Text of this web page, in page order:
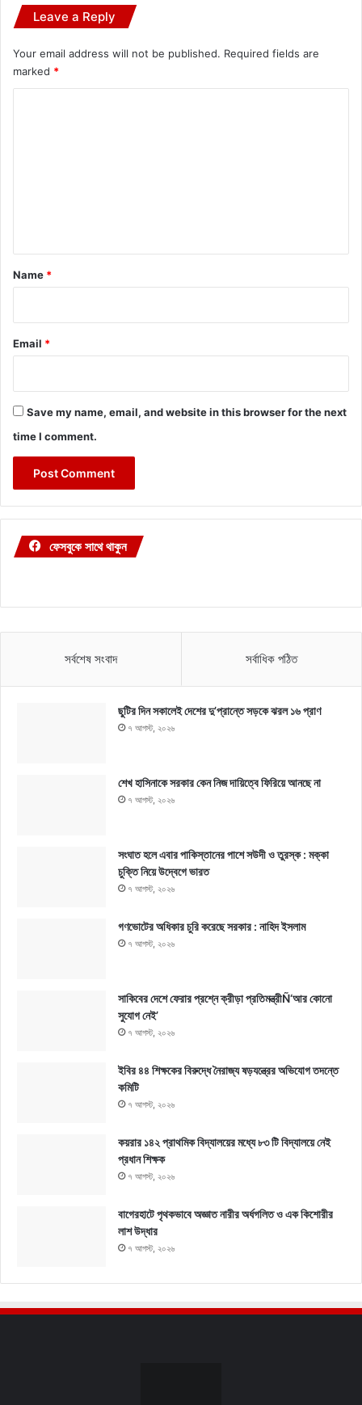
Leave a Reply
Your email address will not be published. Required fields are
marked *
*
Name *
Email *
Save my name, email, and website in this browser for the next
time I comment.
ফেসবুকে সাথে থাকুন
সর্বশেষ সংবাদ সর্বাধিক পঠিত
ছুটির দিন সকালেই দেশের দু’প্রান্তে সড়কে ঝরল ১৬ প্রাণ
৭ আগস্ট, ২০২৬
শেখ হাসিনাকে সরকার কেন নিজ দায়িত্বে ফিরিয়ে আনছে না
৭ আগস্ট, ২০২৬
সংঘাত হলে এবার পাকিস্তানের পাশে সউদী ও তুরস্ক : মক্কা
চুক্তি নিয়ে উদ্বেগে ভারত
৭ আগস্ট, ২০২৬
গণভোটের অধিকার চুরি করেছে সরকার : নাহিদ ইসলাম
৭ আগস্ট, ২০২৬
সাকিবের দেশে ফেরার প্রশ্নে ক্রীড়া প্রতিমন্ত্রীÑ‘আর কোনো
সুযোগ নেই’
৭ আগস্ট, ২০২৬
ইবির ৪৪ শিক্ষকের বিরুদ্ধে নৈরাজ্য ষড়যন্ত্রের অভিযোগ তদন্তে
কমিটি
৭ আগস্ট, ২০২৬
কয়রার ১৪২ প্রাথমিক বিদ্যালয়ের মধ্যে ৮৩ টি বিদ্যালয়ে নেই
প্রধান শিক্ষক
৭ আগস্ট, ২০২৬
বাগেরহাটে পৃথকভাবে অজ্ঞাত নারীর অর্ধগলিত ও এক কিশোরীর
লাশ উদ্ধার
৭ আগস্ট, ২০২৬